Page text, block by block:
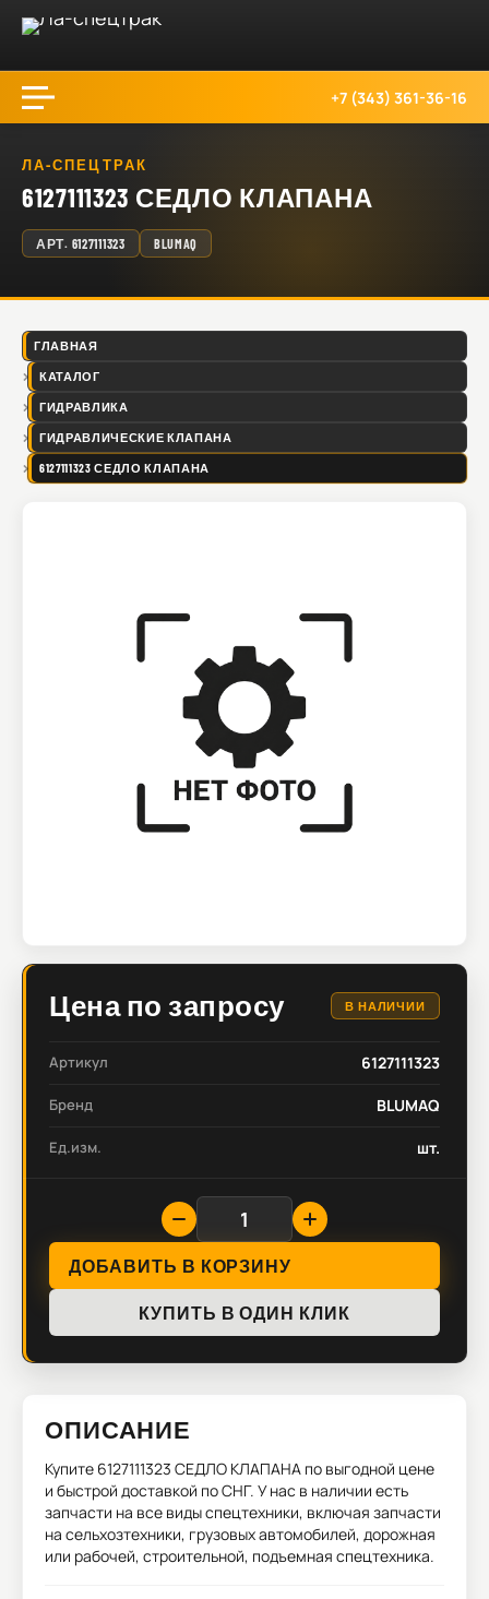
+7 (343) 361-36-16
ЛА-СПЕЦТРАК
6127111323 СЕДЛО КЛАПАНА
АРТ. 6127111323 BLUMAQ
ГЛАВНАЯ
КАТАЛОГ
ГИДРАВЛИКА
ГИДРАВЛИЧЕСКИЕ КЛАПАНА
6127111323 СЕДЛО КЛАПАНА
Цена по запросу В НАЛИЧИИ
Артикул 6127111323
Бренд BLUMAQ
Ед.изм. шт.
ДОБАВИТЬ В КОРЗИНУ
КУПИТЬ В ОДИН КЛИК
ОПИСАНИЕ
Купите 6127111323 СЕДЛО КЛАПАНА по выгодной цене
и быстрой доставкой по СНГ. У нас в наличии есть
запчасти на все виды спецтехники, включая запчасти
на сельхозтехники, грузовых автомобилей, дорожная
или рабочей, строительной, подъемная спецтехника.